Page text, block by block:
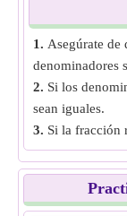
1. Asegúrate de
denominadores
2. Si los
sean iguales.
3. Si la fracción